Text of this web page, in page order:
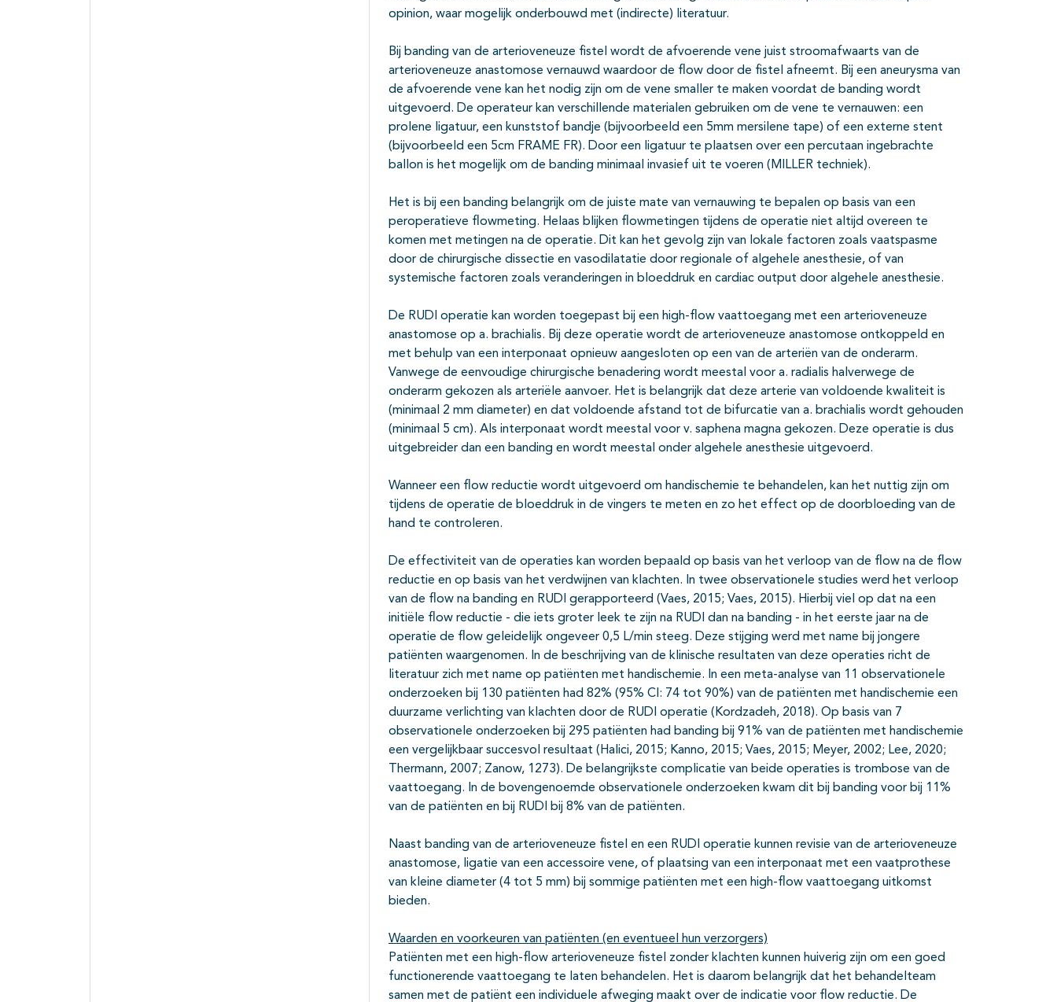
opinion, waar mogelijk onderbouwd met (indirecte) literatuur.
Bij banding van de arterioveneuze fistel wordt de afvoerende vene juist stroomafwaarts van de
arterioveneuze anastomose vernauwd waardoor de flow door de fistel afneemt. Bij een aneurysma van
de afvoerende vene kan het nodig zijn om de vene smaller te maken voordat de banding wordt
uitgevoerd. De operateur kan verschillende materialen gebruiken om de vene te vernauwen: een
prolene ligatuur, een kunststof bandje (bijvoorbeeld een 5mm mersilene tape) of een externe stent
(bijvoorbeeld een 5cm FRAME FR). Door een ligatuur te plaatsen over een percutaan ingebrachte
ballon is het mogelijk om de banding minimaal invasief uit te voeren (MILLER techniek).
Het is bij een banding belangrijk om de juiste mate van vernauwing te bepalen op basis van een
peroperatieve flowmeting. Helaas blijken flowmetingen tijdens de operatie niet altijd overeen te
komen met metingen na de operatie. Dit kan het gevolg zijn van lokale factoren zoals vaatspasme
door de chirurgische dissectie en vasodilatatie door regionale of algehele anesthesie, of van
systemische factoren zoals veranderingen in bloeddruk en cardiac output door algehele anesthesie.
De RUDI operatie kan worden toegepast bij een high-flow vaattoegang met een arterioveneuze
anastomose op a. brachialis. Bij deze operatie wordt de arterioveneuze anastomose ontkoppeld en
met behulp van een interponaat opnieuw aangesloten op een van de arteriën van de onderarm.
Vanwege de eenvoudige chirurgische benadering wordt meestal voor a. radialis halverwege de
onderarm gekozen als arteriële aanvoer. Het is belangrijk dat deze arterie van voldoende kwaliteit is
(minimaal 2 mm diameter) en dat voldoende afstand tot de bifurcatie van a. brachialis wordt gehouden
(minimaal 5 cm). Als interponaat wordt meestal voor v. saphena magna gekozen. Deze operatie is dus
uitgebreider dan een banding en wordt meestal onder algehele anesthesie uitgevoerd.
Wanneer een flow reductie wordt uitgevoerd om handischemie te behandelen, kan het nuttig zijn om
tijdens de operatie de bloeddruk in de vingers te meten en zo het effect op de doorbloeding van de
hand te controleren.
De effectiviteit van de operaties kan worden bepaald op basis van het verloop van de flow na de flow
reductie en op basis van het verdwijnen van klachten. In twee observationele studies werd het verloop
van de flow na banding en RUDI gerapporteerd (Vaes, 2015; Vaes, 2015). Hierbij viel op dat na een
initiële flow reductie - die iets groter leek te zijn na RUDI dan na banding - in het eerste jaar na de
operatie de flow geleidelijk ongeveer 0,5 L/min steeg. Deze stijging werd met name bij jongere
patiënten waargenomen. In de beschrijving van de klinische resultaten van deze operaties richt de
literatuur zich met name op patiënten met handischemie. In een meta-analyse van 11 observationele
onderzoeken bij 130 patiënten had 82% (95% CI: 74 tot 90%) van de patiënten met handischemie een
duurzame verlichting van klachten door de RUDI operatie (Kordzadeh, 2018). Op basis van 7
observationele onderzoeken bij 295 patiënten had banding bij 91% van de patiënten met handischemie
een vergelijkbaar succesvol resultaat (Halici, 2015; Kanno, 2015; Vaes, 2015; Meyer, 2002; Lee, 2020;
Thermann, 2007; Zanow, 1273). De belangrijkste complicatie van beide operaties is trombose van de
vaattoegang. In de bovengenoemde observationele onderzoeken kwam dit bij banding voor bij 11%
van de patiënten en bij RUDI bij 8% van de patiënten.
Naast banding van de arterioveneuze fistel en een RUDI operatie kunnen revisie van de arterioveneuze
anastomose, ligatie van een accessoire vene, of plaatsing van een interponaat met een vaatprothese
van kleine diameter (4 tot 5 mm) bij sommige patiënten met een high-flow vaattoegang uitkomst
bieden.
Waarden en voorkeuren van patiënten (en eventueel hun verzorgers)
Patiënten met een high-flow arterioveneuze fistel zonder klachten kunnen huiverig zijn om een goed
functionerende vaattoegang te laten behandelen. Het is daarom belangrijk dat het behandelteam
samen met de patiënt een individuele afweging maakt over de indicatie voor flow reductie. De